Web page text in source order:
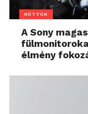
KÜTYÜK
A Sony
élmény